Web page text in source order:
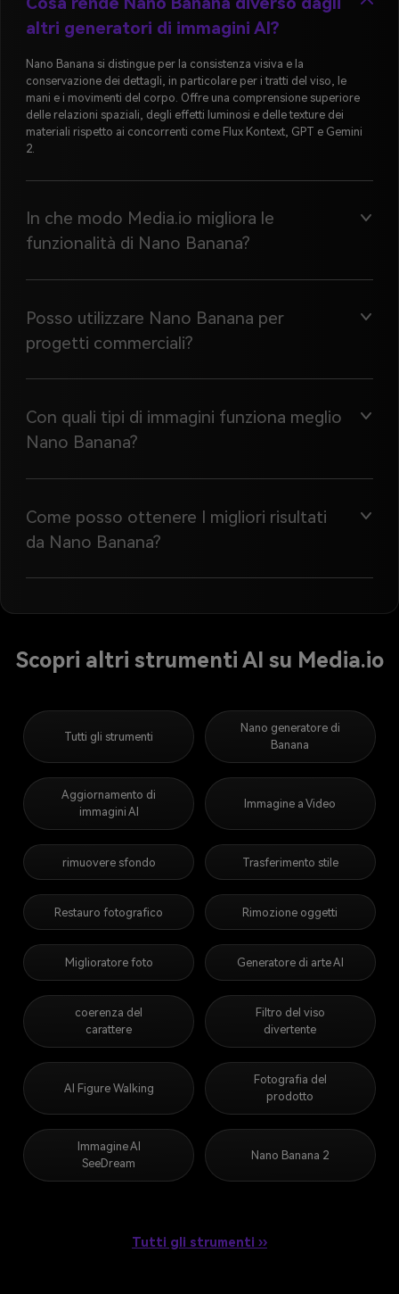
altri generatori di immagini AI?
Nano Banana si distingue per la consistenza visiva e la
conservazione dei dettagli, in particolare per i tratti del viso, le
mani e i movimenti del corpo. Offre una comprensione superiore
delle relazioni spaziali, degli effetti luminosi e delle texture dei
materiali rispetto ai concorrenti come Flux Kontext, GPT e Gemini
2.
In che modo Media.io migliora le
funzionalità di Nano Banana?
Posso utilizzare Nano Banana per
progetti commerciali?
Con quali tipi di immagini funziona meglio
Nano Banana?
Come posso ottenere I migliori risultati
da Nano Banana?
Scopri altri strumenti AI su Media.io
Tutti gli strumenti
Nano generatore di
Banana
Aggiornamento di
immagini AI
Immagine a Video
rimuovere sfondo Trasferimento stile
Restauro fotografico Rimozione oggetti
Miglioratore foto Generatore di arte AI
coerenza del
carattere
Filtro del viso
divertente
AI Figure Walking
Fotografia del
prodotto
Immagine AI
SeeDream
Nano Banana 2
Tutti gli strumenti ››